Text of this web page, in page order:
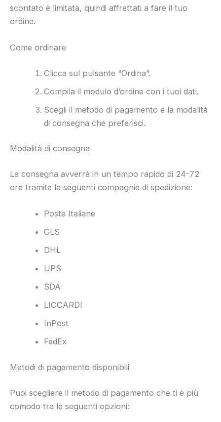
scontato è limitata, quindi affrettati a fare il tuo
ordine.
Come ordinare
Clicca sul pulsante “Ordina”.
Compila il modulo d’ordine con i tuoi dati.
Scegli il metodo di pagamento e la modalità
di consegna che preferisci.
Modalità di consegna
La consegna avverrà in un tempo rapido di 24-72
ore tramite le seguenti compagnie di spedizione:
Poste Italiane
GLS
DHL
UPS
SDA
LICCARDI
InPost
FedEx
Metodi di pagamento disponibili
Puoi scegliere il metodo di pagamento che ti è più
comodo tra le seguenti opzioni: